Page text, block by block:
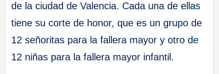
de la ciudad de Valencia. Cada una de ellas
tiene su corte de honor, que es un grupo de
12 señoritas para la fallera mayor y otro de
12 niñas para la fallera mayor infantil.